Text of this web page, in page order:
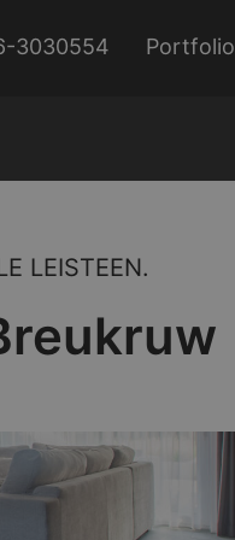
3030554 Portfolio
LEISTEEN.